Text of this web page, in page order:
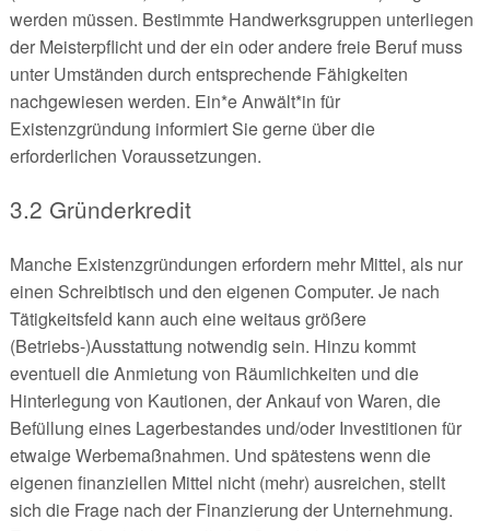
werden müssen. Bestimmte Handwerksgruppen unterliegen
der Meisterpflicht und der ein oder andere freie Beruf muss
unter Umständen durch entsprechende Fähigkeiten
nachgewiesen werden. Ein*e Anwält*in für
Existenzgründung informiert Sie gerne über die
erforderlichen Voraussetzungen.
3.2 Gründerkredit
Manche Existenzgründungen erfordern mehr Mittel, als nur
einen Schreibtisch und den eigenen Computer. Je nach
Tätigkeitsfeld kann auch eine weitaus größere
(Betriebs-)Ausstattung notwendig sein. Hinzu kommt
eventuell die Anmietung von Räumlichkeiten und die
Hinterlegung von Kautionen, der Ankauf von Waren, die
Befüllung eines Lagerbestandes und/oder Investitionen für
etwaige Werbemaßnahmen. Und spätestens wenn die
eigenen finanziellen Mittel nicht (mehr) ausreichen, stellt
sich die Frage nach der Finanzierung der Unternehmung.